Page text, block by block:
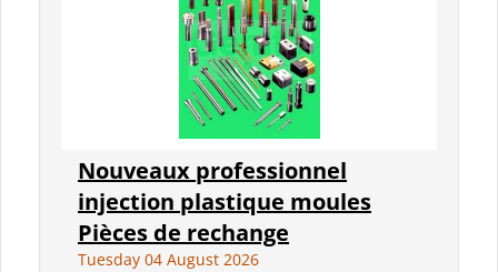
Nouveaux professionnel
injection plastique moules
Pièces de rechange
Tuesday 04 August 2026